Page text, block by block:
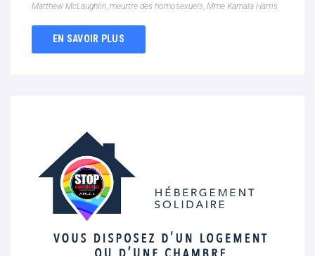
Matthew McLaughlin, meurtre des homosexuels, Mme Kamala Harris
EN SAVOIR PLUS